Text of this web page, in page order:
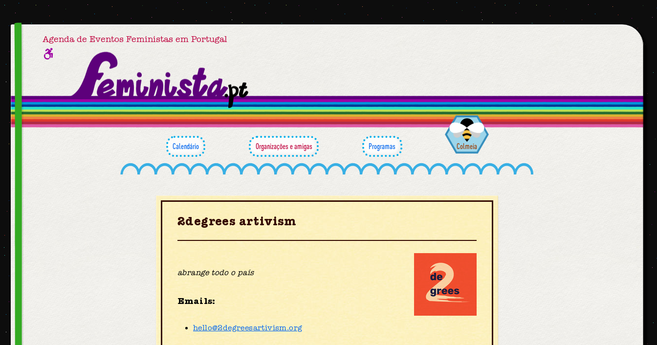
Agenda de Eventos Feministas em Portugal
Calendário Organizações e amigas Programas Colmeia
2degrees artivism
abrange todo o país
Emails:
hello@2degreesartivism.org